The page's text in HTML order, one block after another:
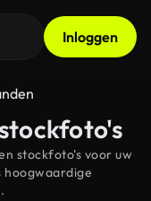
Inloggen
stockfoto's voor uw